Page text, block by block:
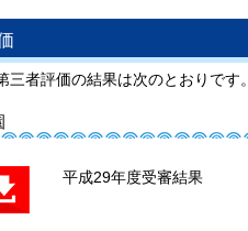
三者評価の結果は次のとおりです。
平成29年度受審結果